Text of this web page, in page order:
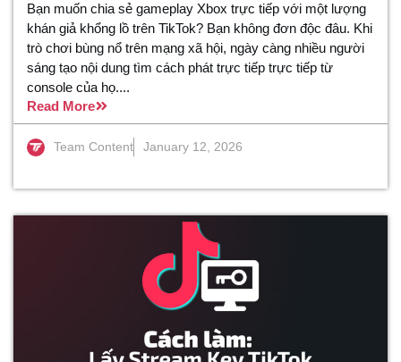
Bạn muốn chia sẻ gameplay Xbox trực tiếp với một lượng
khán giả khổng lồ trên TikTok? Bạn không đơn độc đâu. Khi
trò chơi bùng nổ trên mạng xã hội, ngày càng nhiều người
sáng tạo nội dung tìm cách phát trực tiếp trực tiếp từ
console của họ....
Read More
Team Content January 12, 2026